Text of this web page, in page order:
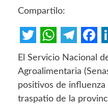
Compartilo:
Twitter
El Servicio Nacional
Agroalimentaria
positivos de
traspatio de la